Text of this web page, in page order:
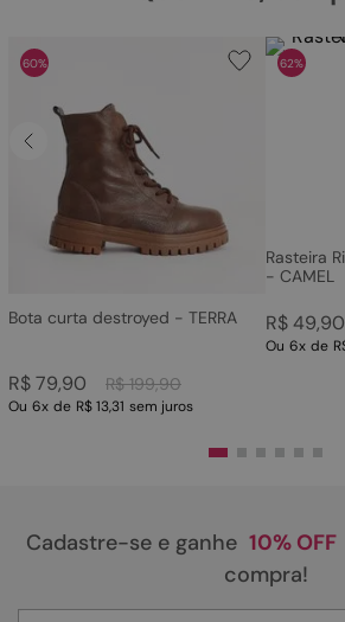
60%
Bota curta destroyed - TERRA
R$ 199,90
R$79,90
Ou 6x de R$ 13,31 sem juros
62%
Rasteira
- CAMEL
R$49,90
Ou 6x de
Cadastre-se e ganhe 10% OFF
compra!